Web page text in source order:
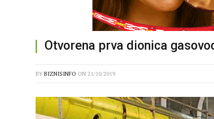
Otvorena prva dionica
BY BIZNISINFO ON 21/10/2019